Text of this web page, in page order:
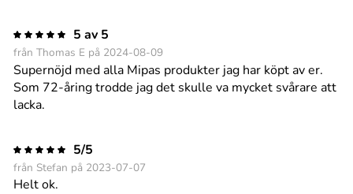
5 av 5
från Thomas E på 2024-08-09
Supernöjd med alla Mipas produkter jag har köpt av er.
Som 72-åring trodde jag det skulle va mycket svårare att
lacka.
5/5
från Stefan på 2023-07-07
Helt ok.